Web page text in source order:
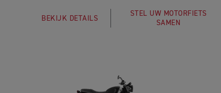
BEKIJK DETAILS
STEL UW MOTORFIETS
SAMEN